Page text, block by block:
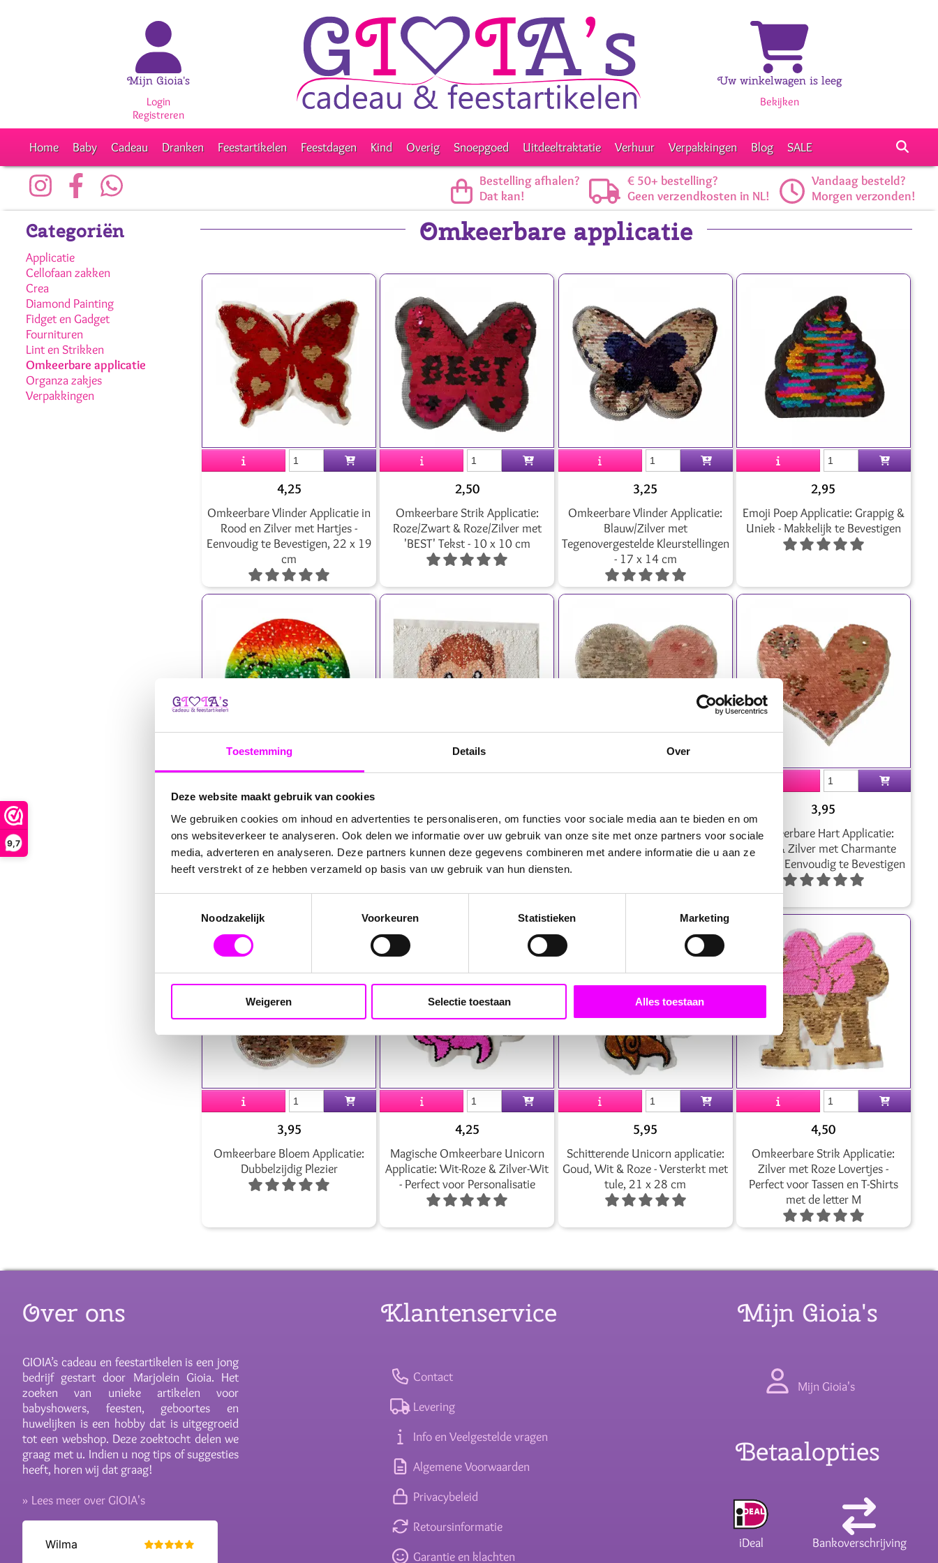
Toestemming Details Over
Deze website maakt gebruik van cookies
We gebruiken cookies om inhoud en advertenties te personaliseren, om functies voor sociale media aan te bieden en om
ons websiteverkeer te analyseren. Ook delen we informatie over uw gebruik van onze site met onze partners voor sociale
media, adverteren en analyseren. Deze partners kunnen deze gegevens combineren met andere informatie die u aan ze
heeft verstrekt of ze hebben verzameld op basis van uw gebruik van hun diensten.
Noodzakelijk
Voorkeuren Statistieken Marketing
Weigeren Selectie toestaan Alles toestaan
9,7
Mijn Gioia's
Login
Registreren
Uw winkelwagen is leeg
Bekijken
Home Baby Cadeau Dranken Feestartikelen Feestdagen Kind Overig Snoepgoed Uitdeeltraktatie Verhuur Verpakkingen Blog SALE
Bestelling afhalen?
Dat kan!
€ 50+ bestelling?
Geen verzendkosten in NL!
Vandaag besteld?
Morgen verzonden!
Categoriën
Applicatie
Cellofaan zakken
Crea
Diamond Painting
Fidget en Gadget
Fournituren
Lint en Strikken
Omkeerbare applicatie
Organza zakjes
Verpakkingen
Omkeerbare applicatie
4,25
Omkeerbare Vlinder Applicatie in
Rood en Zilver met Hartjes -
Eenvoudig te Bevestigen, 22 x 19
cm
2,50
Omkeerbare Strik Applicatie:
Roze/Zwart & Roze/Zilver met
'BEST' Tekst - 10 x 10 cm
3,25
Omkeerbare Vlinder Applicatie:
Blauw/Zilver met
Tegenovergestelde Kleurstellingen
- 17 x 14 cm
2,95
Emoji Poep Applicatie: Grappig &
Uniek - Makkelijk te Bevestigen
Omkeerbare Regenboog Emoji
Applicatie: Lach & Liefde - Perfect
voor Personalisatie
Omkeerbare Aap Emoji
Applicatie: Speels & Veelzijdig -
Eenvoudig te Bevestigen
Omkeerbare Zilveren Hart
Applicatie: Roze Stippen & Half-
3,95
Omkeerbare Hart Applicatie:
Roze & Zilver met Charmante
Hartjes - Eenvoudig te Bevestigen
3,95
Omkeerbare Bloem Applicatie:
Dubbelzijdig Plezier
4,25
Magische Omkeerbare Unicorn
Applicatie: Wit-Roze & Zilver-Wit
- Perfect voor Personalisatie
5,95
Schitterende Unicorn applicatie:
Goud, Wit & Roze - Versterkt met
tule, 21 x 28 cm
4,50
Omkeerbare Strik Applicatie:
Zilver met Roze Lovertjes -
Perfect voor Tassen en T-Shirts
met de letter M
Over ons
GIOIA’s cadeau en feestartikelen is een jong
bedrijf gestart door Marjolein Gioia. Het
zoeken van unieke artikelen voor
babyshowers, feesten, geboortes en
huwelijken is een hobby dat is uitgegroeid
tot een webshop. Deze zoektocht delen we
graag met u. Indien u nog tips of suggesties
heeft, horen wij dat graag!
» Lees meer over GIOIA's
Klantenservice
Contact
Levering
Info en Veelgestelde vragen
Algemene Voorwaarden
Privacybeleid
Retoursinformatie
Garantie en klachten
Mijn Gioia's
Mijn Gioia's
Betaalopties
iDeal Bankoverschrijving